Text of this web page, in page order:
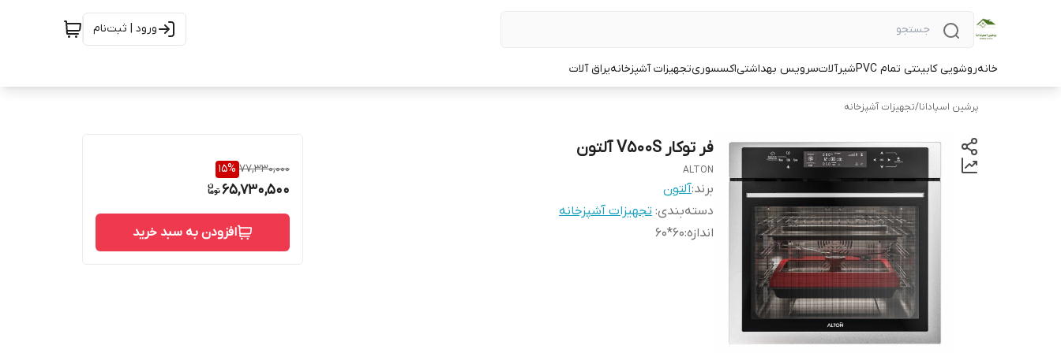
ورود | ثبت‌نام
خانهروشویی کابینتی تمام PVC شیرآلاتسرویس بهداشتیاکسسوریتجهیزات آشپزخانهیراق آلات
پرشین اسپادانا/تجهیزات آشپزخانه
فر توکار V500S آلتون
ALTON
برند:آلتون
دسته‌بندی: تجهیزات آشپزخانه
اندازه:
60*60
77,330,000
15%
65,730,500
افزودن به سبد خرید